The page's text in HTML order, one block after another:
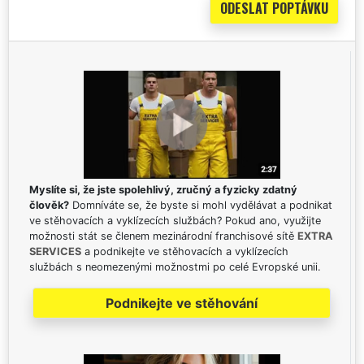
Myslíte si, že jste spolehlivý, zručný a fyzicky zdatný
člověk? Domníváte se, že byste si mohl vydělávat a podnikat
ve stěhovacích a vyklízecích službách? Pokud ano, využijte
možnosti stát se členem mezinárodní franchisové sítě EXTRA
SERVICES a podnikejte ve stěhovacích a vyklízecích
službách s neomezenými možnostmi po celé Evropské unii.
Podnikejte ve stěhování